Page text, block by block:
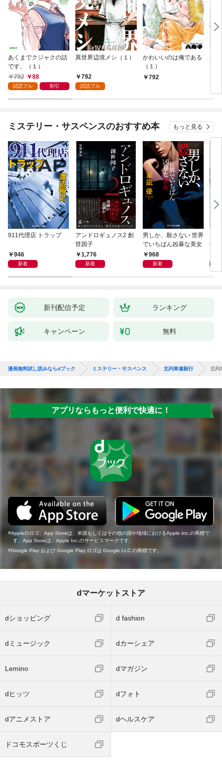
あくまでクジャクの話
です。（１）
792
88
試読フル 割引
異世界辺境メシ（１）
792
試読フル
かわいいのは俺である
（１）
792
君
て
ミステリー・サスペンスのおすすめ本 もっと見る
911代理店 トラップ
946
新着
アンドロギュノス2 創
世因子
1,776
新着
男しか、殺さない 世界
でいちばん凶暴な美女
968
新着
件
新刊配信予定 ランキング
キャンペーン 無料
漫画無料試し読みならdブック ミステリー・サスペンス 北列車連殺行 北列
アプリならもっと便利で快適に！
Appleのロゴ、App Storeは、米国もしくはその他の国や地域におけるApple Inc.の商標で
す。App Storeは、Apple Inc.のサービスマークです。
Google Play および Google Play ロゴは Google LLC の商標です。
dマーケットストア
dショッピング d fashion
dミュージック dカーシェア
Lemino dマガジン
dヒッツ dフォト
dアニメストア dヘルスケア
ドコモスポーツくじ